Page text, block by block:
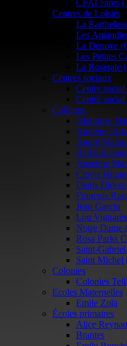
CFAI Istres
Centres de Loisirs
La
Les
La Denove
Les Petites
La Roseraie
Centres sociaux
Centre
Centre
Collèges
Alphonse
Ampère
André
Barbara
Anselme
Clovis
Denis
François
Jean Garcin
Lou
Notre Dame
Rosa Parks
Saint-
Saint Michel
Colonies
Colonies
Ecoles Maternelles
Emile Zola
Écoles primaires
Alice
Brantes